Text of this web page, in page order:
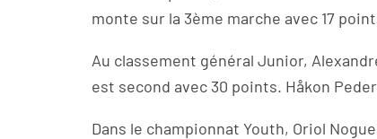
monte sur la 3ème marche avec 17
Au classement général Junior,
est second avec 30 points. Håkon
Dans le championnat Youth, Oriol